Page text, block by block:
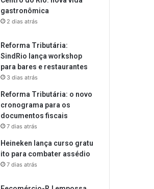
gastronômica
2 dias atrás
Reforma Tributária:
SindRio lança workshop
para bares e restaurantes
3 dias atrás
Reforma Tributária: o novo
cronograma para os
documentos fiscais
7 dias atrás
Heineken lança curso gratu
ito para combater assédio
7 dias atrás